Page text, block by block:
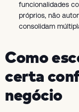
funcionalidades
próprios, não
consolidam
Como
certa
negócio